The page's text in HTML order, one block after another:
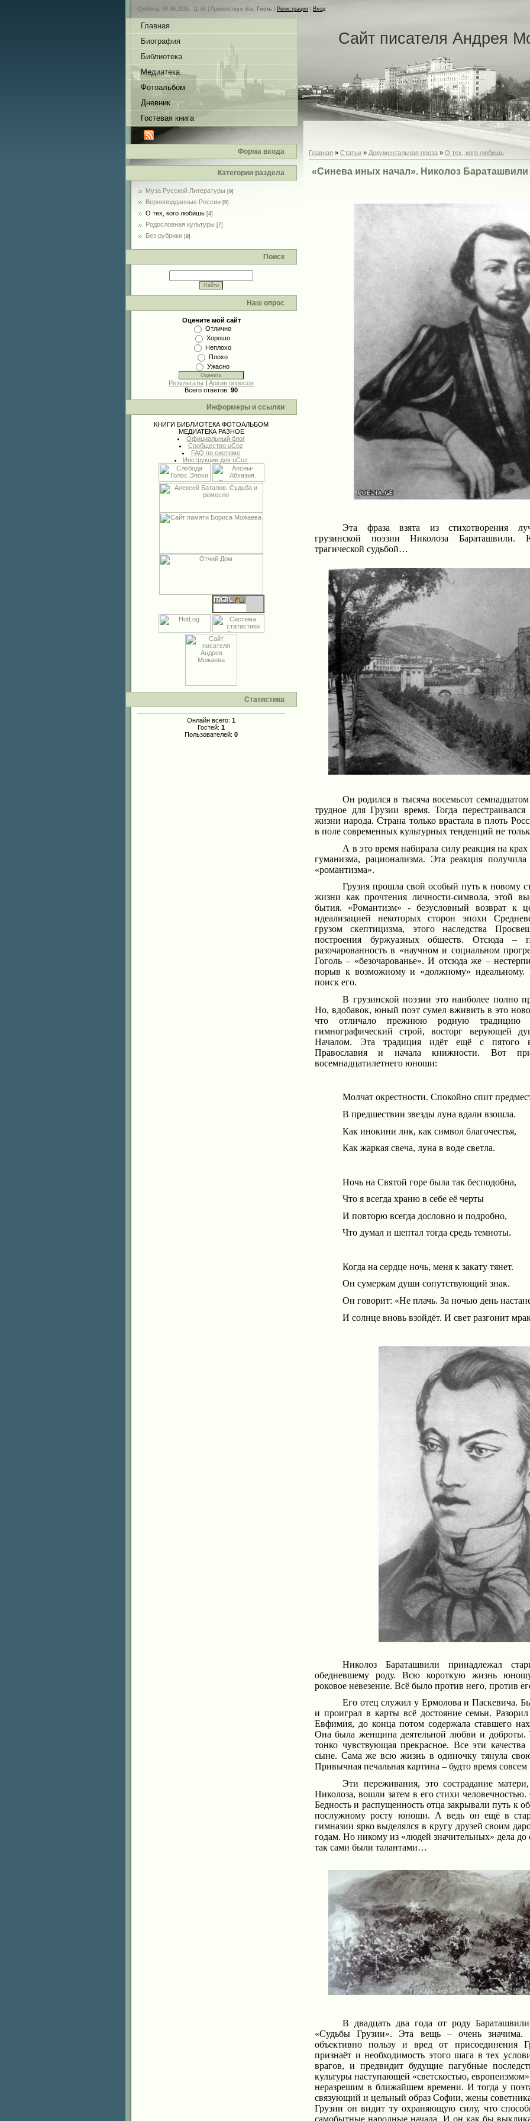
Суббота, 08.08.2026, 11:36 | Приветствую Вас Гость Регистрация Вход
Главная
Биография
Библиотека
Медиатека
Фотоальбом
Дневник
Гостевая книга
Форма входа
Категории раздела
Муза Русской Литературы [9]
Верноподданные России [9]
О тех, кого любишь [4]
Родословная культуры [7]
Без рубрики [9]
Поиск
Наш опрос
Оцените мой сайт
Отлично
Хорошо
Неплохо
Плохо
Ужасно
Результаты | Архив опросов
Всего ответов: 90
Информеры и ссылки
КНИГИ БИБЛИОТЕКА ФОТОАЛЬБОМ
МЕДИАТЕКА РАЗНОЕ
Официальный блог
Сообщество uCoz
FAQ по системе
Инструкции для uCoz
Статистика
Онлайн всего: 1
Гостей: 1
Пользователей: 0
Сайт писателя Андрея
Главная » Статьи » Документальная проза » О тех, кого любишь
«Синева иных начал». Николоз Бараташвили
Эта фраза взята из стихотворения
грузинской поэзии Николоза
трагической судьбой…
Он родился в тысяча восемьсот
трудное для Грузии время. Тогда
жизни народа. Страна только врастала в плоть
в поле современных культурных тенденций не
А в это время набирала силу реакция на
гуманизма, рационализма. Эта реакция
«романтизма».
Грузия прошла свой особый путь к новому
жизни как прочтения личности-символа, этой
бытия. «Романтизм» - безусловный возврат к
идеализацией некоторых сторон эпохи
грузом скептицизма, этого наследства
построения буржуазных обществ. Отсюда –
разочарованность в «научном и социальном
Гоголь – «безочарованье». И отсюда же –
порыв к возможному и «должному» идеальному.
поиск его.
В грузинской поэзии это наиболее полно
Но, вдобавок, юный поэт сумел вживить в это
что отличало прежнюю родную традицию
гимнографический строй, восторг верующей
Началом. Эта традиция идёт ещё с пятого
Православия и начала книжности. Вот
восемнадцатилетнего юноши:
Молчат окрестности. Спокойно спит
В предшествии звезды луна вдали взошла.
Как инокини лик, как символ благочестья,
Как жаркая свеча, луна в воде светла.
Ночь на Святой горе была так бесподобна,
Что я всегда храню в себе её черты
И повторю всегда дословно и подробно,
Что думал и шептал тогда средь темноты.
Когда на сердце ночь, меня к закату тянет.
Он сумеркам души сопутствующий знак.
Он говорит: «Не плачь. За ночью день
И солнце вновь взойдёт. И свет разгонит
Николоз Бараташвили принадлежал
обедневшему роду. Всю короткую жизнь юношу
роковое невезение. Всё было против него, против
Его отец служил у Ермолова и Паскевича.
и проиграл в карты всё достояние семьи.
Евфимия, до конца потом содержала ставшего
Она была женщина деятельной любви и доброты.
тонко чувствующая прекрасное. Все эти
сыне. Сама же всю жизнь в одиночку тянула
Привычная печальная картина – будто время
Эти переживания, это сострадание
Николоза, вошли затем в его стихи
Бедность и распущенность отца закрывали путь к
послужному росту юноши. А ведь он ещё в
гимназии ярко выделялся в кругу друзей своим
годам. Но никому из «людей значительных» дела до
так сами были талантами…
В двадцать два года от роду
«Судьбы Грузии». Эта вещь – очень значима.
объективно пользу и вред от присоединения
признаёт и необходимость этого шага в тех
врагов, и предвидит будущие пагубные
культуры наступающей «светскостью,
неразрешим в ближайшем времени. И тогда у
связующий и цельный образ Софии, жены
Грузии он видит ту охраняющую силу, что
самобытные народные начала. И он как бы